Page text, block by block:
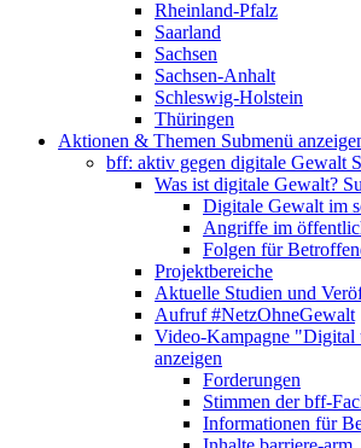
Rheinland-Pfalz
Saarland
Sachsen
Sachsen-Anhalt
Schleswig-Holstein
Thüringen
Aktionen & Themen Submenü
bff: aktiv gegen digitale Gewalt
Was ist digitale Gewalt?
Digitale Gewalt im
Angriffe im
Folgen für
Projektbereiche
Aktuelle Studien und
Aufruf #NetzOhneGewalt
Video-Kampagne "Digital
anzeigen
Forderungen
Stimmen der bff-
Informationen für